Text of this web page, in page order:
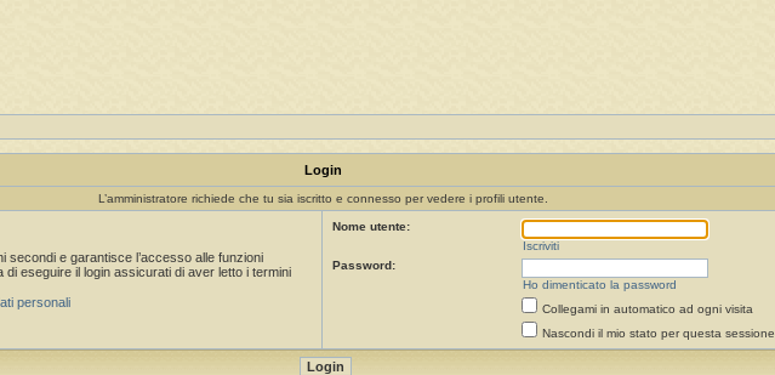
Login
L’amministratore richiede che tu sia iscritto e connesso per vedere i profili utente.
secondi e garantisce l’accesso alle funzioni
eseguire il login assicurati di aver letto i termini
personali
Nome utente:
Iscriviti
Password:
Ho dimenticato la password
Collegami in automatico ad ogni visita
Nascondi il mio stato per questa sessione